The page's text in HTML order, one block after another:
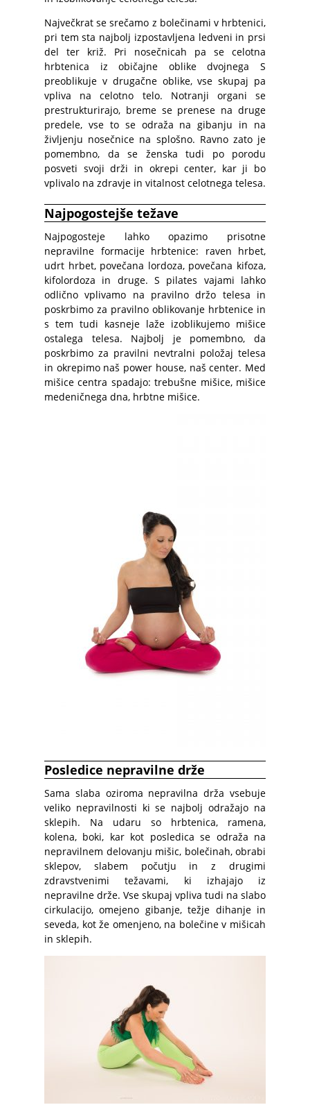
Največkrat se srečamo z bolečinami v hrbtenici,
pri tem sta najbolj izpostavljena ledveni in prsi
del ter križ. Pri nosečnicah pa se celotna
hrbtenica iz običajne oblike dvojnega S
preoblikuje v drugačne oblike, vse skupaj pa
vpliva na celotno telo. Notranji organi se
prestrukturirajo, breme se prenese na druge
predele, vse to se odraža na gibanju in na
življenju nosečnice na splošno. Ravno zato je
pomembno, da se ženska tudi po porodu
posveti svoji drži in okrepi center, kar ji bo
vplivalo na zdravje in vitalnost celotnega telesa.
Najpogostejše težave
Najpogosteje lahko opazimo prisotne
nepravilne formacije hrbtenice: raven hrbet,
udrt hrbet, povečana lordoza, povečana kifoza,
kifolordoza in druge. S pilates vajami lahko
odlično vplivamo na pravilno držo telesa in
poskrbimo za pravilno oblikovanje hrbtenice in
s tem tudi kasneje laže izoblikujemo mišice
ostalega telesa. Najbolj je pomembno, da
poskrbimo za pravilni nevtralni položaj telesa
in okrepimo naš power house, naš center. Med
mišice centra spadajo: trebušne mišice, mišice
medeničnega dna, hrbtne mišice.
Posledice nepravilne drže
Sama slaba oziroma nepravilna drža vsebuje
veliko nepravilnosti ki se najbolj odražajo na
sklepih. Na udaru so hrbtenica, ramena,
kolena, boki, kar kot posledica se odraža na
nepravilnem delovanju mišic, bolečinah, obrabi
sklepov, slabem počutju in z drugimi
zdravstvenimi težavami, ki izhajajo iz
nepravilne drže. Vse skupaj vpliva tudi na slabo
cirkulacijo, omejeno gibanje, težje dihanje in
seveda, kot že omenjeno, na bolečine v mišicah
in sklepih.